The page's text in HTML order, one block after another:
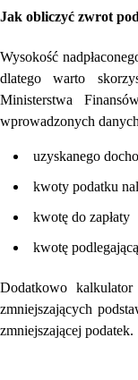
Jak obliczyć zwrot
Wysokość
dlatego warto
Ministerstwa
wprowadzonych
uzyskanego
kwoty podatku
kwotę do zapłaty
kwotę
Dodatkowo
zmniejszających
zmniejszającej podatek.